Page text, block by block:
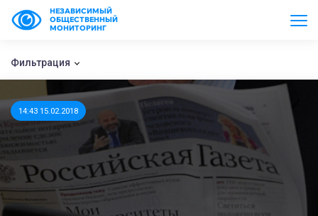
НЕЗАВИСИМЫЙ
ОБЩЕСТВЕННЫЙ
МОНИТОРИНГ
Фильтрация
14:43 15.02.2018